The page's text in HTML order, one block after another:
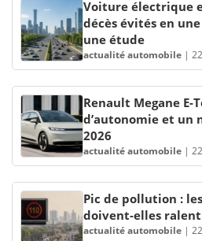
Voiture électrique
décès évités en
une étude
actualité automobile |
Renault Megane E-
d’autonomie et un
2026
actualité automobile |
Pic de pollution :
doivent-elles
actualité automobile |